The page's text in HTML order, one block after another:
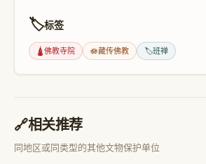
🏷️标签
🛕佛教寺院 🪷藏传佛教 🏷️班禅
🔗相关推荐
同地区或同类型的其他文物保护单位